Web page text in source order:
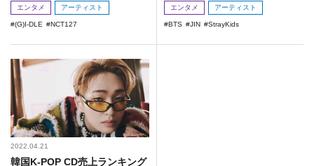
エンタメ アーティスト
(G)I-DLE NCT127
エンタメ アーティスト
BTS JIN StrayKids
2022.04.21
韓国K-POP CD売上ランキング